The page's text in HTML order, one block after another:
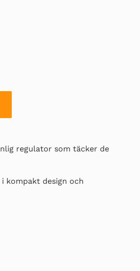
regulator som täcker de
kompakt design och